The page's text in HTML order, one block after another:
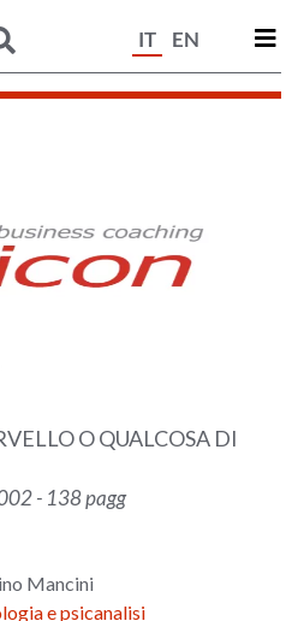
IT EN
O QUALCOSA DI
- 138 pagg
Mancini
e psicanalisi